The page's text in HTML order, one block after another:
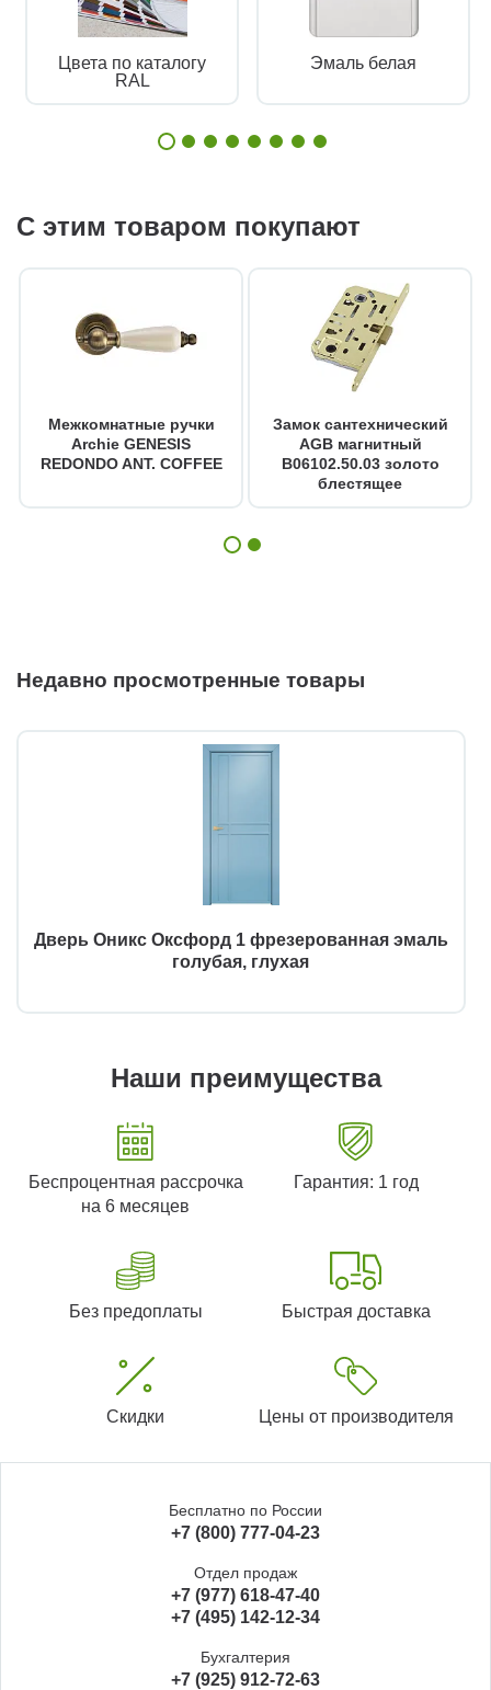
Цвета по каталогу
RAL
Эмаль белая
С этим товаром покупают
Межкомнатные ручки
Archie GENESIS
REDONDO ANT. COFFEE
Замок сантехнический
AGB магнитный
B06102.50.03 золото
блестящее
Недавно просмотренные товары
Дверь Оникс Оксфорд 1 фрезерованная эмаль
голубая, глухая
Наши преимущества
Беспроцентная рассрочка
на 6 месяцев
Гарантия: 1 год
Без предоплаты Быстрая доставка
Скидки Цены от производителя
Бесплатно по России
+7 (800) 777-04-23
Отдел продаж
+7 (977) 618-47-40
+7 (495) 142-12-34
Бухгалтерия
+7 (925) 912-72-63